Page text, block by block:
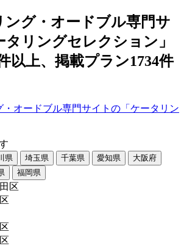
ング・オードブル専門サ
リングセレクション」
以上、掲載プラン1734件
県 埼玉県 千葉県 愛知県
大阪府
福岡県
区